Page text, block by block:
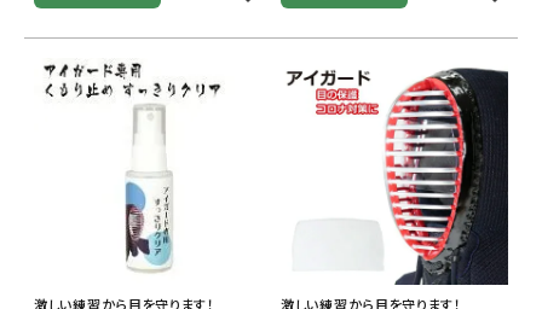
激しい練習から目を守ります！ 激しい練習から目を守ります！